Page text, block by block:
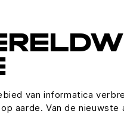
van informatica
aarde. Van de nieuwste